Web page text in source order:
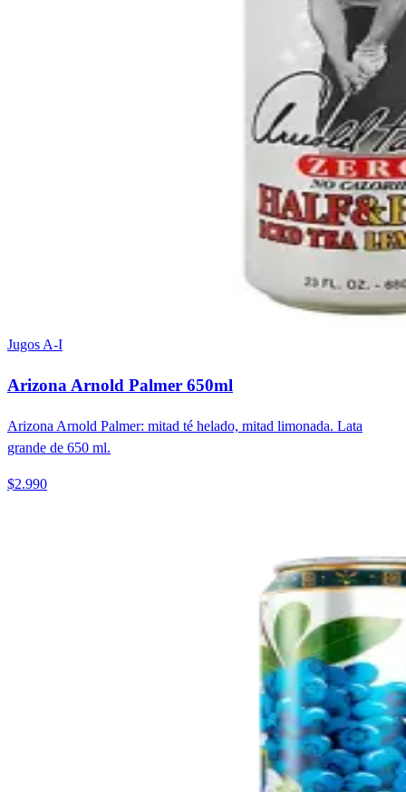
Jugos A-I
Arizona Arnold Palmer 650ml
Arizona Arnold Palmer: mitad té helado, mitad limonada. Lata
grande de 650 ml.
$2.990